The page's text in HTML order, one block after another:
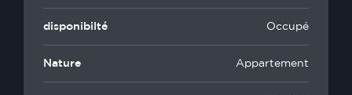
disponibilté Occupé
Nature Appartement